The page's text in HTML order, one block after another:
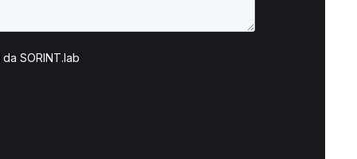
tramite il quale tecnologie, performance e capacity
da un lato, procedure e processi dall’altro,